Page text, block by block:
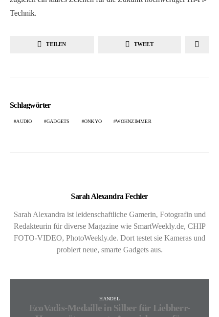
Technik.
TEILEN TWEET
Schlagwörter
AUDIO GADGETS ONKYO WOHNZIMMER
Sarah Alexandra Fechler
Sarah Alexandra ist leidenschaftliche Gamerin, Fotografin und
Redakteurin für diverse Magazine wie SmartWeekly.de, CHIP
FOTO-VIDEO, PhotoWeekly.de. Dort testet sie Kameras und
probiert neue, smarte Gadgets aus.
HANDEL
EcoVadis-Medaille in Silber für Liebherr-